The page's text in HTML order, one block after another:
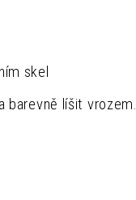
skel
barevně líšit vrozem.